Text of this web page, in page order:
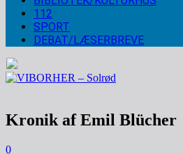
112
SPORT
DEBAT/LÆSERBREVE
Kronik af Emil Blücher
0